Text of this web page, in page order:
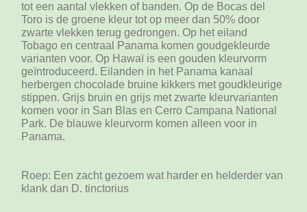
tot een aantal vlekken of banden. Op de Bocas del
Toro is de groene kleur tot op meer dan 50% door
zwarte vlekken terug gedrongen. Op het eiland
Tobago en centraal Panama komen goudgekleurde
varianten voor. Op Hawaï is een gouden kleurvorm
geïntroduceerd. Eilanden in het Panama kanaal
herbergen chocolade bruine kikkers met goudkleurige
stippen. Grijs bruin en grijs met zwarte kleurvarianten
komen voor in San Blas en Cerro Campana National
Park. De blauwe kleurvorm komen alleen voor in
Panama.
Roep: Een zacht gezoem wat harder en helderder van
klank dan D. tinctorius